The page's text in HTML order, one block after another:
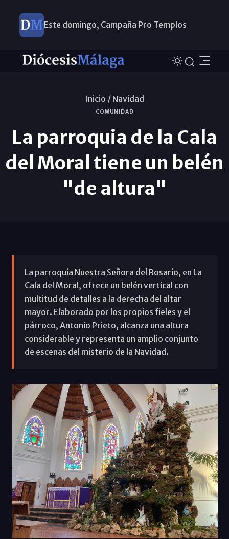
Este domingo, Campaña Pro Templos
Inicio / Navidad
COMUNIDAD
La parroquia de la Cala
del Moral tiene un belén
"de altura"
La parroquia Nuestra Señora del Rosario, en La
Cala del Moral, ofrece un belén vertical con
multitud de detalles a la derecha del altar
mayor. Elaborado por los propios fieles y el
párroco, Antonio Prieto, alcanza una altura
considerable y representa un amplio conjunto
de escenas del misterio de la Navidad.